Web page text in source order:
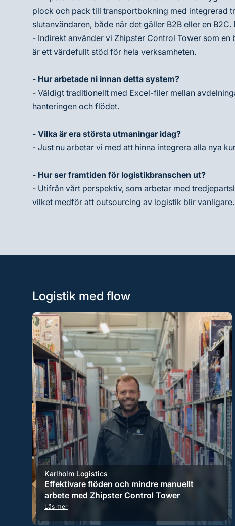
plock och pack till transportbokning med integrerad
slutanvändaren, både när det gäller B2B eller en
- Indirekt använder vi Zhipster Control Tower som
är ett värdefullt stöd för hela verksamheten.
- Hur arbetade ni innan detta system?
- Väldigt traditionellt med Excel-filer mellan
hanteringen och flödet.
- Vilka är era största utmaningar idag?
- Just nu arbetar vi med att hinna integrera alla nya
- Hur ser framtiden för logistikbranschen ut?
- Utifrån vårt perspektiv, som arbetar med
vilket medför att outsourcing av logistik blir
Logistik med flow
Karlholm Logistics
Effektivare flöden och mindre manuellt
arbete med Zhipster Control Tower
Läs mer